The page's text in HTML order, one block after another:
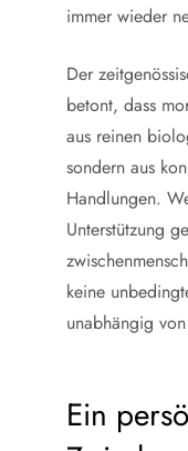
immer wieder
Der
betont, dass
aus reinen
sondern aus
Handlungen.
Unterstützung
keine
unabhängig
Ein